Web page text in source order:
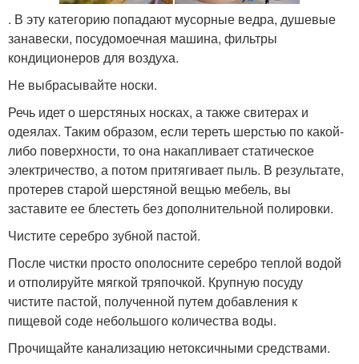
. В эту категорию попадают мусорные ведра, душевые
занавески, посудомоечная машина, фильтры
кондиционеров для воздуха.
Не выбрасывайте носки.
Речь идет о шерстяных носках, а также свитерах и
одеялах. Таким образом, если тереть шерстью по какой-
либо поверхности, то она накапливает статическое
электричество, а потом притягивает пыль. В результате,
протерев старой шерстяной вещью мебель, вы
заставите ее блестеть без дополнительной полировки.
Чистите серебро зубной пастой.
После чистки просто ополосните серебро теплой водой
и отполируйте мягкой тряпочкой. Крупную посуду
чистите пастой, полученной путем добавления к
пищевой соде небольшого количества воды.
Прочищайте канализацию нетоксичными средствами.